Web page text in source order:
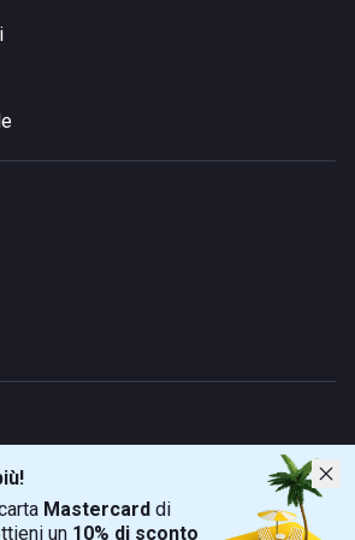
Mastercard di
un 10% di sconto
Via Marecchiese 48, 47923 Rimini (RN), IT -
- Iscritta al registro delle imprese di Rimini
180, 47924 Rimini (RN), IT
+39 0541 772375